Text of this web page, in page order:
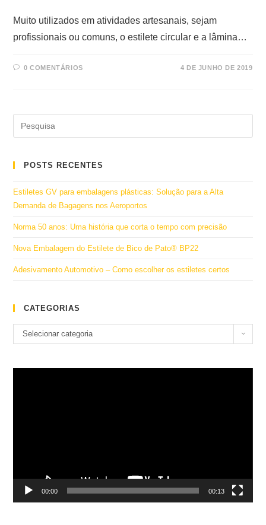
Muito utilizados em atividades artesanais, sejam
profissionais ou comuns, o estilete circular e a lâmina…
0 COMENTÁRIOS 4 DE JUNHO DE 2019
POSTS RECENTES
Estiletes GV para embalagens plásticas: Solução para a Alta
Demanda de Bagagens nos Aeroportos
Norma 50 anos: Uma história que corta o tempo com precisão
Nova Embalagem do Estilete de Bico de Pato® BP22
Adesivamento Automotivo – Como escolher os estiletes certos
CATEGORIAS
Categorias
Selecionar categoria
00:00 00:13